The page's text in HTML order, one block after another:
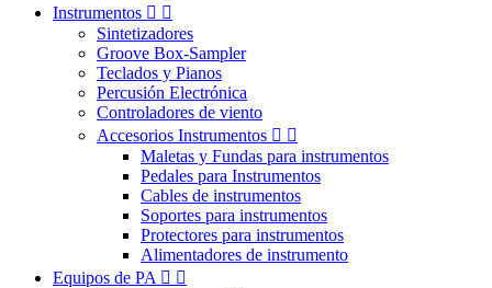
Instrumentos  
Sintetizadores
Groove Box-Sampler
Teclados y Pianos
Percusión Electrónica
Controladores de viento
Accesorios Instrumentos  
Maletas y Fundas para instrumentos
Pedales para Instrumentos
Cables de instrumentos
Soportes para instrumentos
Protectores para instrumentos
Alimentadores de instrumento
Equipos de PA  